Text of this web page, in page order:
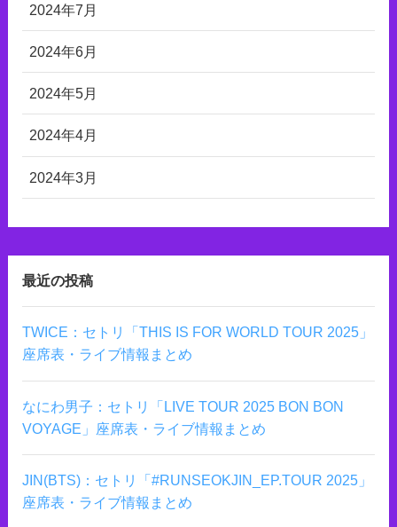
2024年7月
2024年6月
2024年5月
2024年4月
2024年3月
最近の投稿
TWICE：セトリ「THIS IS FOR WORLD TOUR 2025」
座席表・ライブ情報まとめ
なにわ男子：セトリ「LIVE TOUR 2025 BON BON
VOYAGE」座席表・ライブ情報まとめ
JIN(BTS)：セトリ「#RUNSEOKJIN_EP.TOUR 2025」
座席表・ライブ情報まとめ